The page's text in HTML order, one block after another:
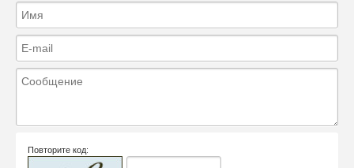
Повторите код: